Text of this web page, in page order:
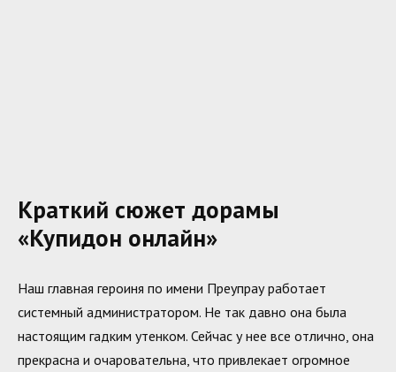
Краткий сюжет дорамы
«Купидон онлайн»
Наш главная героиня по имени Преупрау работает
системный администратором. Не так давно она была
настоящим гадким утенком. Сейчас у нее все отлично, она
прекрасна и очаровательна, что привлекает огромное